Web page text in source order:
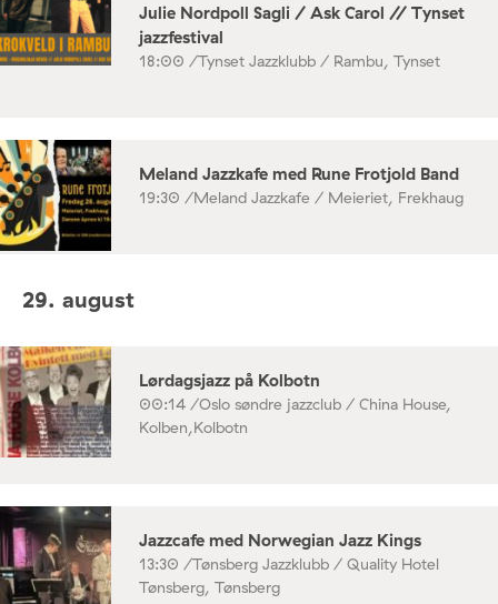
Julie Nordpoll Sagli / Ask Carol // Tynset
jazzfestival
18:00 /Tynset Jazzklubb / Rambu, Tynset
Meland Jazzkafe med Rune Frotjold Band
19:30 /Meland Jazzkafe / Meieriet, Frekhaug
29. august
Lørdagsjazz på Kolbotn
00:14 /Oslo søndre jazzclub / China House,
Kolben,Kolbotn
Jazzcafe med Norwegian Jazz Kings
13:30 /Tønsberg Jazzklubb / Quality Hotel
Tønsberg, Tønsberg